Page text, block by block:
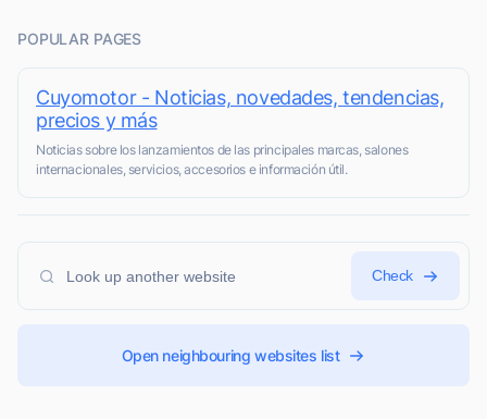
POPULAR PAGES
Cuyomotor - Noticias, novedades, tendencias,
precios y más
Noticias sobre los lanzamientos de las principales marcas, salones
internacionales, servicios, accesorios e información útil.
Check
Open neighbouring websites list